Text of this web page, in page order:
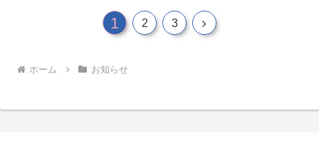
1 2 3
次
ホーム お知らせ